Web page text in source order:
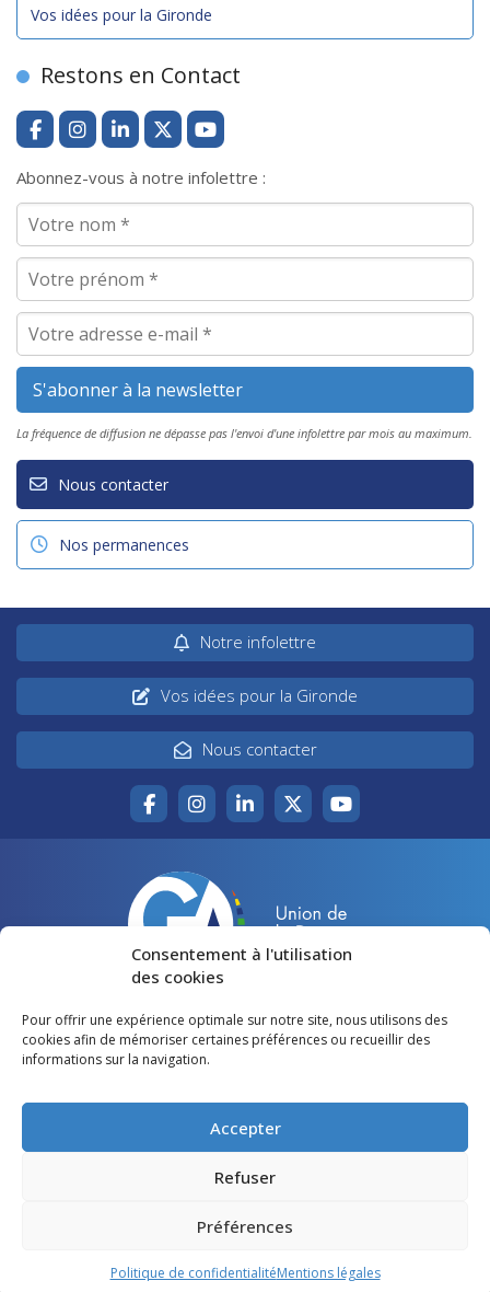
Consentement à l'utilisation
des cookies
Pour offrir une expérience optimale sur notre site, nous utilisons des
cookies afin de mémoriser certaines préférences ou recueillir des
informations sur la navigation.
Accepter
Refuser
Préférences
Politique de confidentialitéMentions légales
Vos idées pour la Gironde
Restons en Contact
Abonnez-vous à notre infolettre :
La fréquence de diffusion ne dépasse pas l'envoi d'une infolettre par mois au maximum.
Nous contacter
Nos permanences
Notre infolettre
Vos idées pour la Gironde
Nous contacter
Accueil
Votre canton
Lire et voir
Agir pour la Gironde
Restons en contact
©Gironde Avenir- Tous droits réservés
Mentions légales